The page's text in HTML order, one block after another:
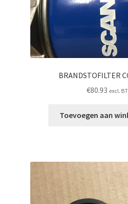
BRANDSTOFILTER
€80.93 excl.
Toevoegen aan